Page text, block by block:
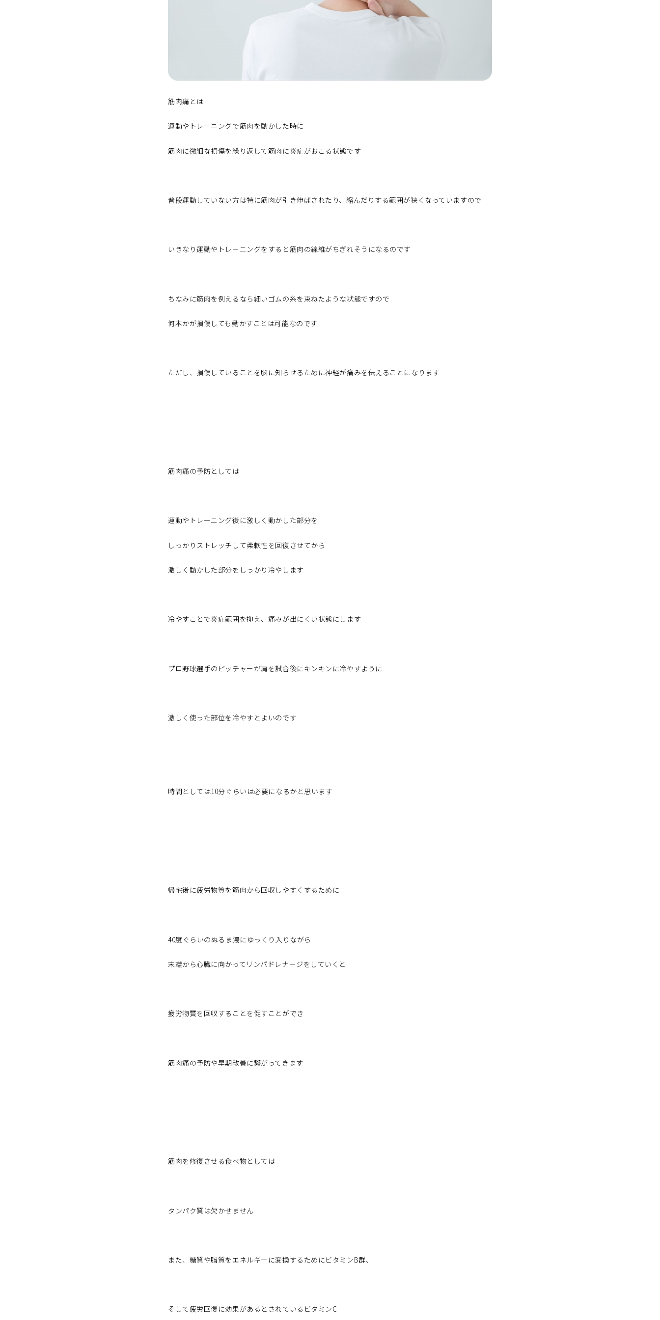
筋肉痛とは
運動やトレーニングで筋肉を動かした時に
筋肉に微細な損傷を繰り返して筋肉に炎症がおこる状態です
普段運動していない方は特に筋肉が引き伸ばされたり、縮んだりする範囲が狭くなっていますので
いきなり運動やトレーニングをすると筋肉の線維がちぎれそうになるのです
ちなみに筋肉を例えるなら細いゴムの糸を束ねたような状態ですので
何本かが損傷しても動かすことは可能なのです
ただし、損傷していることを脳に知らせるために神経が痛みを伝えることになります
筋肉痛の予防としては
運動やトレーニング後に激しく動かした部分を
しっかりストレッチして柔軟性を回復させてから
激しく動かした部分をしっかり冷やします
冷やすことで炎症範囲を抑え、痛みが出にくい状態にします
プロ野球選手のピッチャーが肩を試合後にキンキンに冷やすように
激しく使った部位を冷やすとよいのです
時間としては10分ぐらいは必要になるかと思います
帰宅後に疲労物質を筋肉から回収しやすくするために
40度ぐらいのぬるま湯にゆっくり入りながら
末端から心臓に向かってリンパドレナージをしていくと
疲労物質を回収することを促すことができ
筋肉痛の予防や早期改善に繋がってきます
筋肉を修復させる食べ物としては
タンパク質は欠かせません
また、糖質や脂質をエネルギーに変換するためにビタミンB群、
そして疲労回復に効果があるとされているビタミンC